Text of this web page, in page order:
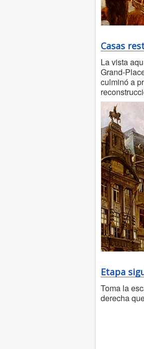
Casas
La vista
Grand-
culminó a
Etapa
Toma la
derecha